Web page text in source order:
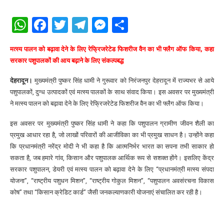
WhatsApp
Facebook
Twitter
Telegram
Messenger
मत्स्य पालन को बढ़ावा देने के लिए रेफ्रिजरेटेड फिशरीज वैन का भी फ्लैग ऑफ किया, कहा
सरकार पशुपालकों की आय बढ़ाने के लिए संकल्पबद्ध
देहरादून। मुख्यमंत्री पुष्कर सिंह धामी ने गुरूवार को निरंजनपुर देहरादून में राज्यभर से आये
पशुपालकों, दुग्ध उत्पादकों एवं मत्स्य पालकों के साथ संवाद किया। इस अवसर पर मुख्यमंत्री
ने मत्स्य पालन को बढ़ावा देने के लिए रेफ्रिजरेटेड फिशरीज वैन का भी फ्लैग ऑफ किया।
इस अवसर पर मुख्यमंत्री पुष्कर सिंह धामी ने कहा कि पशुपालन ग्रामीण जीवन शैली का
प्रमुख आधार रहा है, जो लाखों परिवारों की आजीविका का भी प्रमुख साधन है। उन्होंने कहा
कि प्रधानमंत्री नरेंद्र मोदी ने भी कहा है कि आत्मनिर्भर भारत का सपना तभी साकार हो
सकता है, जब हमारे गांव, किसान और पशुपालक आर्थिक रूप से सशक्त होंगे। इसलिए केंद्र
सरकार पशुपालन, डेयरी एवं मत्स्य पालन को बढ़ावा देने के लिए “प्रधानमंत्री मत्स्य संपदा
योजना”, “राष्ट्रीय पशुधन मिशन”, “राष्ट्रीय गोकुल मिशन”, “पशुपालन अवसंरचना विकास
कोष” तथा “किसान क्रेडिट कार्ड” जैसी जनकल्याणकारी योजनाएं संचालित कर रही है।